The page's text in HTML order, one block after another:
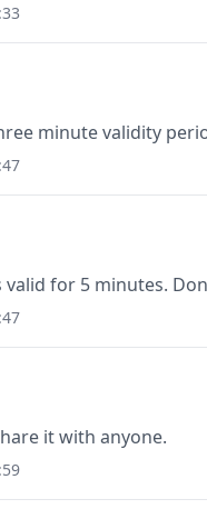
minute validity
for 5 minutes.
it with anyone.